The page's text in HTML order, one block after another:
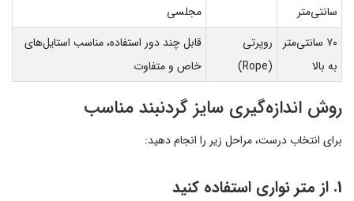
سانتی‌متر
مجلسی
۷۰ سانتی‌متر
به بالا
روپرتی
(Rope)
قابل چند دور استفاده، مناسب استایل‌های
خاص و متفاوت
روش اندازه‌گیری سایز گردنبند مناسب
برای انتخاب درست، مراحل زیر را انجام دهید:
1. از متر نواری استفاده کنید